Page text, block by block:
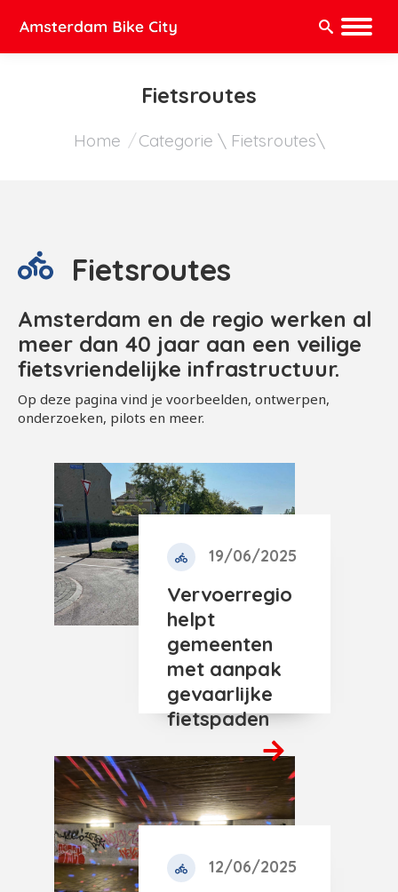
Zoeken:
Fietsroutes
Home Categorie \ Fietsroutes\
Fietsroutes
Amsterdam en de regio werken al
meer dan 40 jaar aan een veilige
fietsvriendelijke infrastructuur.
Op deze pagina vind je voorbeelden, ontwerpen,
onderzoeken, pilots en meer.
19/06/2025
Vervoerregio
helpt
gemeenten
met aanpak
gevaarlijke
fietspaden
12/06/2025